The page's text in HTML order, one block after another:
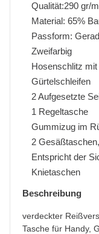
Qualität:290 gr/
Material: 65%
Passform:
Zweifarbig
Hosenschlitz
Gürtelschleifen
2 Aufgesetzte
1 Regeltasche
Gummizug im
2
Entspricht der
Knietaschen
Beschreibung
verdeckter
Tasche für Handy,